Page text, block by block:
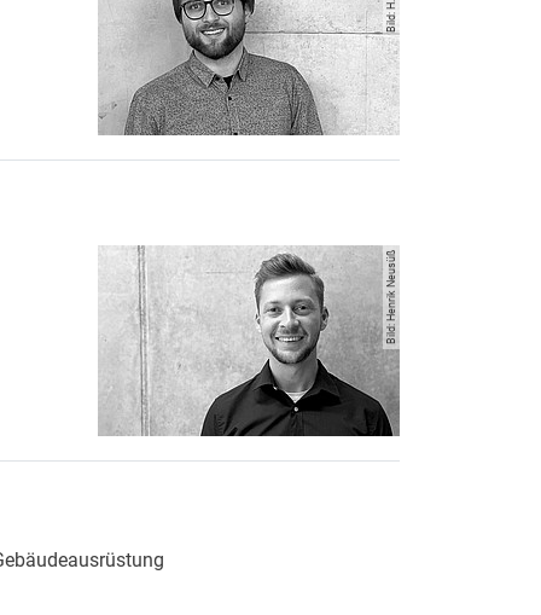
Technische Gebäudeausrüstung
für Technische Gebäudeausrüstung
Bild: Henrik Neusüß